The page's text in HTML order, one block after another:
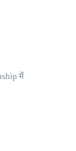
में